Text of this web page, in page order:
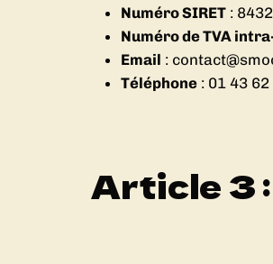
Numéro SIRET :
Numéro de TVA
Email :
Téléphone : 01 43
Article 3